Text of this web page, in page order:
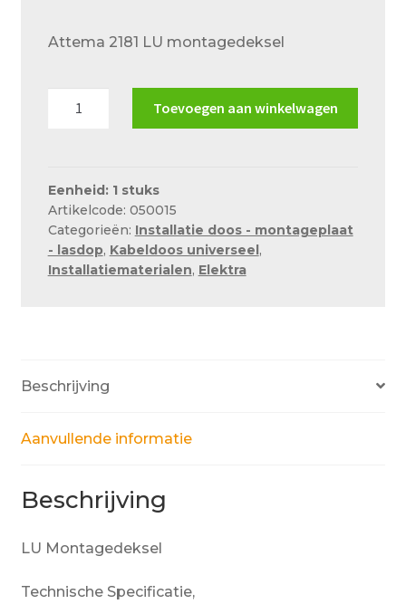
Actueel
Sample Page
Service en onderhoud
Showroom
was:
€5.45.
is:
€3.21.
Attema 2181 LU montagedeksel
aantal
Toevoegen aan winkelwagen
Eenheid: 1 stuks
Artikelcode: 050015
Categorieën: Installatie doos - montageplaat
- lasdop, Kabeldoos universeel,
Installatiematerialen, Elektra
Beschrijving
Aanvullende informatie
Beschrijving
LU Montagedeksel
Technische Specificatie,